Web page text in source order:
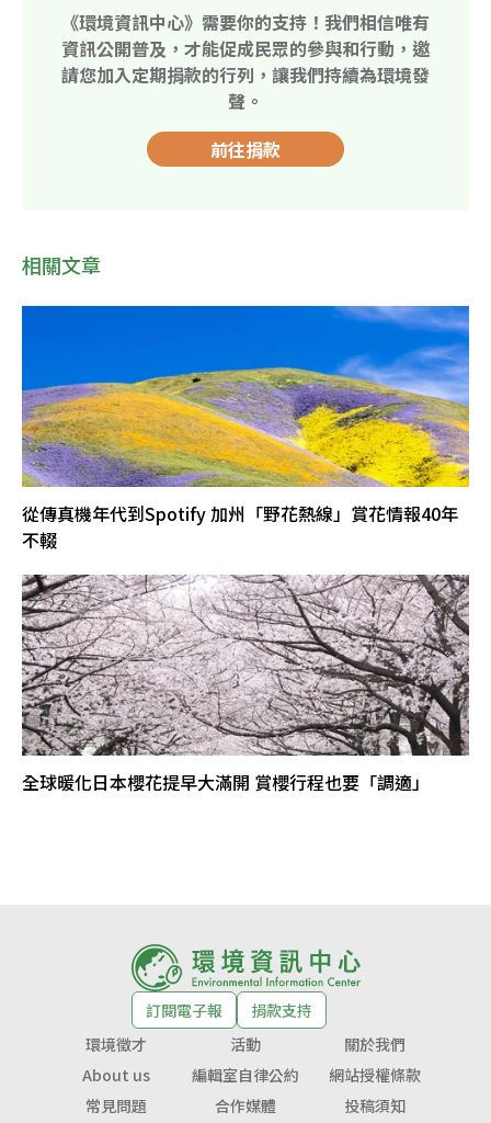
《環境資訊中心》需要你的支持！我們相信唯有
資訊公開普及，才能促成民眾的參與和行動，邀
請您加入定期捐款的行列，讓我們持續為環境發
聲。
前往捐款
相關文章
從傳真機年代到Spotify 加州「野花熱線」賞花情報40年
不輟
全球暖化日本櫻花提早大滿開 賞櫻行程也要「調適」
訂閱電子報
捐款支持
環境徵才
活動
關於我們
About us
編輯室自律公約
網站授權條款
常見問題
合作媒體 投稿須知